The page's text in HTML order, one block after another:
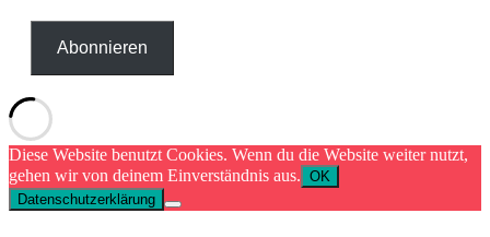
Abonnieren
Diese Website benutzt Cookies. Wenn du die Website weiter nutzt,
gehen wir von deinem Einverständnis aus. OK
Datenschutzerklärung